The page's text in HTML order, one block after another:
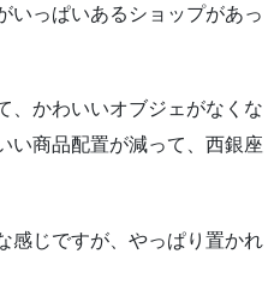
いっぱいあるショップがあっ
、かわいいオブジェがなくな
い商品配置が減って、西銀座
感じですが、やっぱり置かれ